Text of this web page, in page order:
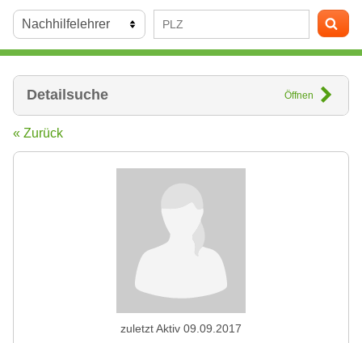
Detailsuche Öffnen
« Zurück
zuletzt Aktiv 09.09.2017